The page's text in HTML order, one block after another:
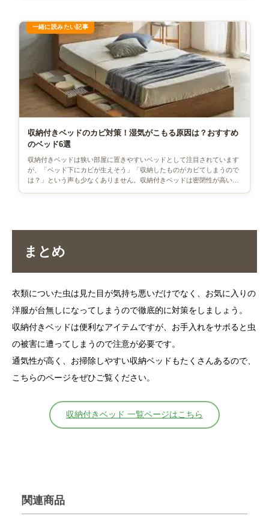
収納付きベッドのカビ対策！湿気がこもる原因は？おすすめ
のベッド6選
収納付きベッドは狭い部屋に置きやすいベッドとして注目されています
が、「ベッド下にカビが生えそう」「収納したものがカビてしまうので
は？」という声も少なくありません。収納付きベッドは密閉性が高い構
まとめ
衣類についた虫は見た目が気持ち悪いだけでなく、お気に入りの
洋服が台無しになってしまうので徹底的に対策をしましょう。
収納付きベッドは便利なアイテムですが、お手入れをサボると虫
の被害に遭ってしまうので注意が必要です。
通気性が高く、お掃除しやすい収納ベッドもたくさんあるので、
こちらのページをぜひご覧ください。
収納付きベッド 一覧ページはこちら
関連商品